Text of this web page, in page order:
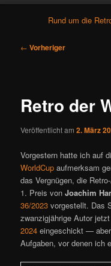
Inhalt
springen
Inhalt
springen
Rund um die
B
a
s
a
v
i
g
a
t
i
o
n
← Vorheriger
Retro der
Veröffentlicht am2. März
Vorgestern hatte ich auf
WorldCup aufmerksam
das Vergnügen, die
1. Preis vonJoachim
36/2023 vorgestellt. Das
zwanzigjährige Autor
2024 eingeschickt —
Aufgaben, vor denen ich